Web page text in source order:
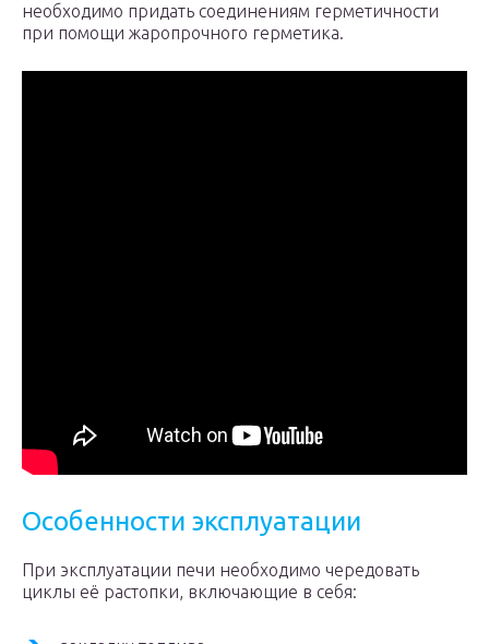
необходимо придать соединениям герметичности
при помощи жаропрочного герметика.
Особенности эксплуатации
При эксплуатации печи необходимо чередовать
циклы её растопки, включающие в себя: